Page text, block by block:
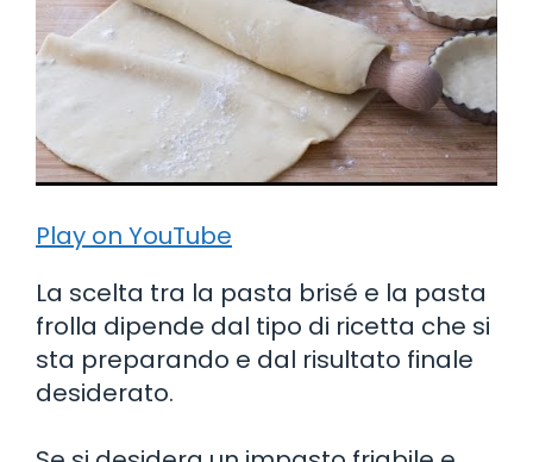
Play on YouTube
La scelta tra la pasta brisé e la pasta
frolla dipende dal tipo di ricetta che si
sta preparando e dal risultato finale
desiderato.